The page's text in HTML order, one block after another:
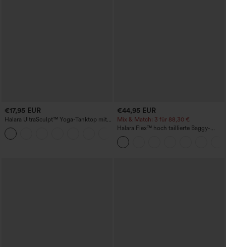
€17,95 EUR
Halara UltraSculpt™ Yoga-Tanktop mit
doppelten Trägern und gedrehtem
Rückendesign
€44,95 EUR
Mix & Match: 3 für 88,30 €
Halara Flex™ hoch taillierte Baggy-
Jeans mit Taschen, weitem Bein,
stonewashed, lässig